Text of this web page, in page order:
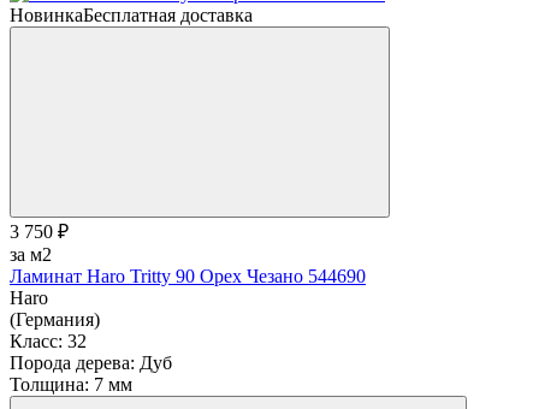
НовинкаБесплатная доставка
3 750 ₽
за м2
Ламинат Haro Tritty 90 Орех Чезано 544690
Haro
(Германия)
Класс: 32
Порода дерева: Дуб
Толщина: 7 мм